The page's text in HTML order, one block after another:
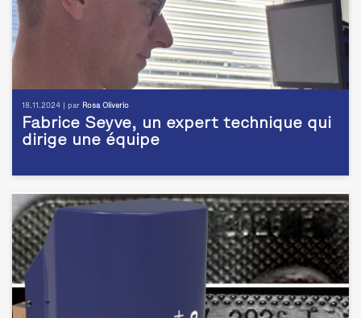
18.11.2024 | par Rosa Oliverio
Fabrice Seyve, un expert technique qui
dirige une équipe